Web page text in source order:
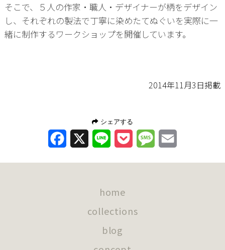
そこで、５人の作家・職人・デザイナーが柄をデザイン
し、それぞれの製法で丁寧に染めたてぬぐいを実際に一
緒に制作するワークショップを開催しています。
2014年11月3日掲載
シェアする
Facebook Line Pocket Message
home
collections
blog